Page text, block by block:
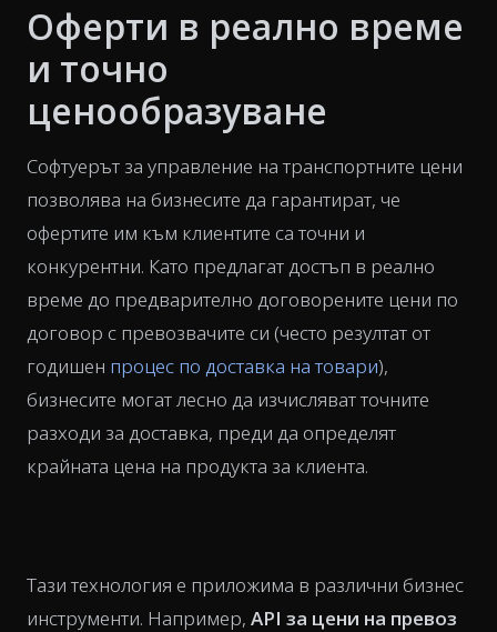
Оферти в реално време
и точно
ценообразуване
Софтуерът за управление на транспортните цени
позволява на бизнесите да гарантират, че
офертите им към клиентите са точни и
конкурентни. Като предлагат достъп в реално
време до предварително договорените цени по
договор с превозвачите си (често резултат от
годишен процес по доставка на товари),
бизнесите могат лесно да изчисляват точните
разходи за доставка, преди да определят
крайната цена на продукта за клиента.
Тази технология е приложима в различни бизнес
инструменти. Например, API за цени на превоз